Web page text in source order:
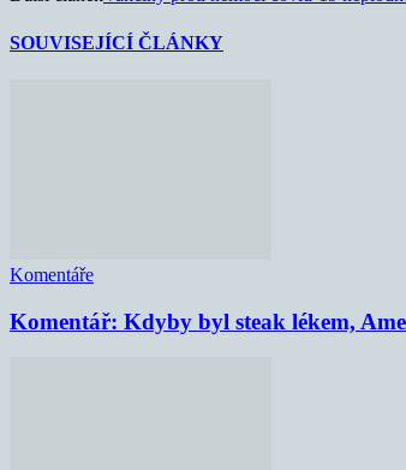
SOUVISEJÍCÍ ČLÁNKY
Komentáře
Komentář: Kdyby byl steak lékem,